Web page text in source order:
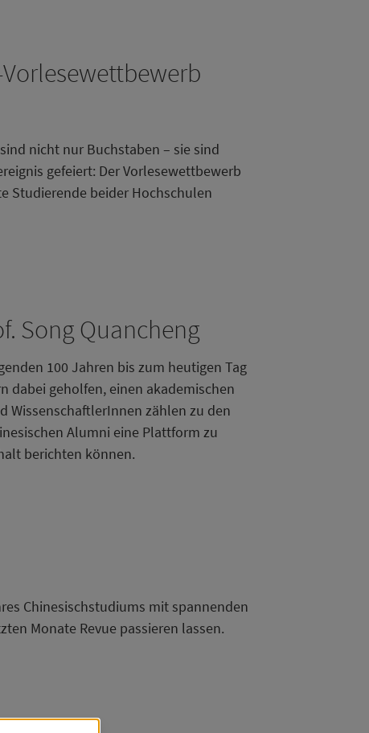
nicht nur Buchstaben – sie sind
gefeiert: Der Vorlesewettbewerb
Studierende beider Hochschulen
Song Quancheng
100 Jahren bis zum heutigen Tag
dabei geholfen, einen akademischen
WissenschaftlerInnen zählen zu den
Alumni eine Plattform zu
berichten können.
Chinesischstudiums mit spannenden
Monate Revue passieren lassen.